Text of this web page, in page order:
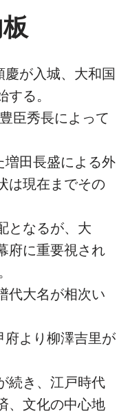
慶が入城、大和国
る。
臣秀長によって
増田長盛による外
は現在までその
となるが、大
府に重要視され
代大名が相次い
府より柳澤吉里が
続き、江戸時代
、文化の中心地